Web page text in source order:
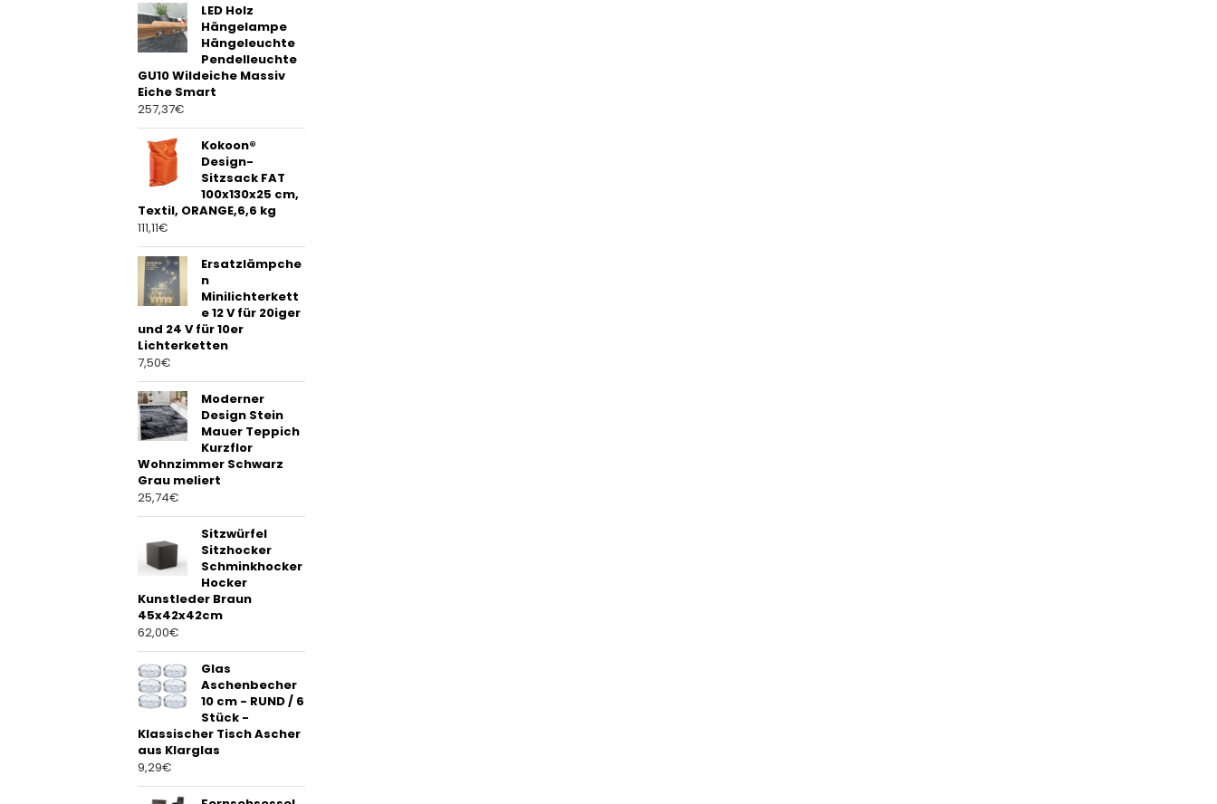
LED Holz
Hängelampe
Hängeleuchte
Pendelleuchte
GU10 Wildeiche Massiv
Eiche Smart
257,37€
Kokoon®
Design-
Sitzsack FAT
100x130x25 cm,
Textil, ORANGE,6,6 kg
111,11€
Ersatzlämpche
n
Minilichterkett
e 12 V für 20iger
und 24 V für 10er
Lichterketten
7,50€
Moderner
Design Stein
Mauer Teppich
Kurzflor
Wohnzimmer Schwarz
Grau meliert
25,74€
Sitzwürfel
Sitzhocker
Schminkhocker
Hocker
Kunstleder Braun
45x42x42cm
62,00€
Glas
Aschenbecher
10 cm - RUND / 6
Stück -
Klassischer Tisch Ascher
aus Klarglas
9,29€